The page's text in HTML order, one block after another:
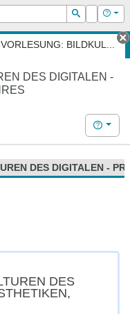
Suchen
Login Hilfe
BILDKUL...
DES DIGITALEN -
Hilfe
DES DIGITALEN -
DES